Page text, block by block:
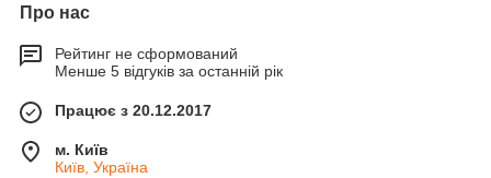
Про нас
Рейтинг не сформований
Менше 5 відгуків за останній рік
Працює з 20.12.2017
м. Київ
Київ, Україна